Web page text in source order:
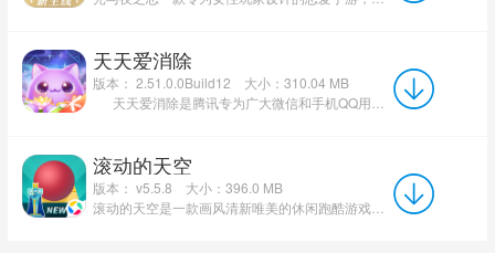
天天爱消除
版本： 2.51.0.0Build12
大小：310.04 MB
滚动的天空
版本： v5.5.8
大小：396.0 MB
滚动的天空是一款画风清新唯美的休闲跑酷游戏，它挑战玩家的速度和反应力极限。游戏以超华丽的3D特效场景为...